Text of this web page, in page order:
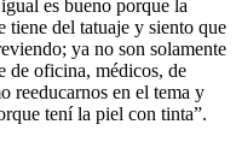
es bueno porque la
tiene del tatuaje y siento que
ya no son solamente
de oficina, médicos, de
reeducarnos en el tema y
tení la piel con tinta”.